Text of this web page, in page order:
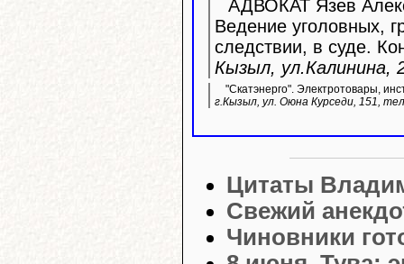
АДВОКАТ Язев
Ведение уголовных,
следствии, в суде.
Кызыл, ул.Калинина,
"Скатэнерго". Электротовары,
г.Кызыл, ул. Оюна Курседи, 151,
Цитаты
Свежий
Чиновники